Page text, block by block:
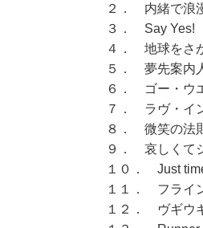
２． 内緒で
３． Say
４． 地球をさ
５． 夢先案
６． ゴー・ウ
７． ラヴ・イ
８． 微笑の法
９． 哀しくて
１０． Just
１１． フライ
１２． ヴギウ